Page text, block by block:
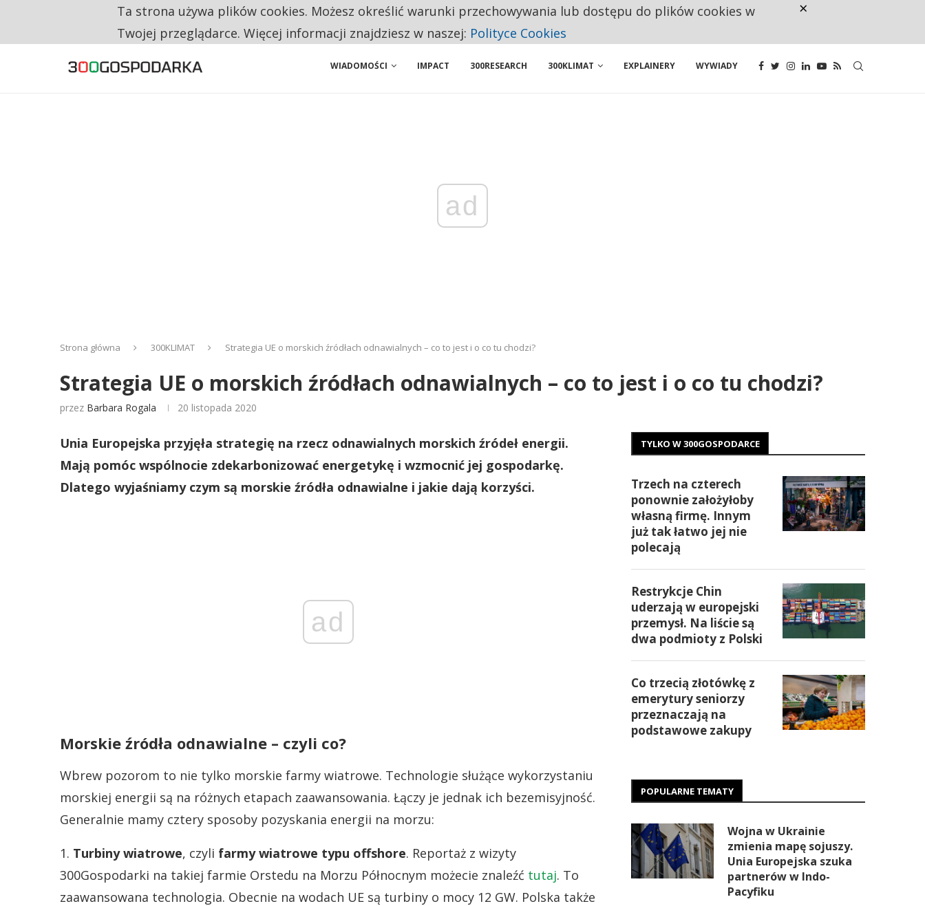
MAGAZYNY WYCHODZĄ POZA NAJWIĘKSZE HUBY. TE MIASTA PRZYCIĄGAJĄ UWAGĘ INWESTORÓW
WIADOMOŚCI IMPACT 300RESEARCH 300KLIMAT EXPLAINERY WYWIADY
ad
Strona główna 300KLIMAT Strategia UE o morskich źródłach odnawialnych – co to jest i o co tu chodzi?
Strategia UE o morskich źródłach odnawialnych – co to jest i o co tu chodzi?
przez Barbara Rogala 20 listopada 2020
Unia Europejska przyjęła strategię na rzecz odnawialnych morskich źródeł energii.
Mają pomóc wspólnocie zdekarbonizować energetykę i wzmocnić jej gospodarkę.
Dlatego wyjaśniamy czym są morskie źródła odnawialne i jakie dają korzyści.
ad
Morskie źródła odnawialne – czyli co?
Wbrew pozorom to nie tylko morskie farmy wiatrowe. Technologie służące wykorzystaniu
morskiej energii są na różnych etapach zaawansowania. Łączy je jednak ich bezemisyjność.
Generalnie mamy cztery sposoby pozyskania energii na morzu:
1. Turbiny wiatrowe, czyli farmy wiatrowe typu offshore. Reportaż z wizyty
300Gospodarki na takiej farmie Orstedu na Morzu Północnym możecie znaleźć tutaj. To
zaawansowana technologia. Obecnie na wodach UE są turbiny o mocy 12 GW. Polska także
TYLKO W 300GOSPODARCE
Trzech na czterech
ponownie założyłoby
własną firmę. Innym
już tak łatwo jej nie
polecają
Restrykcje Chin
uderzają w europejski
przemysł. Na liście są
dwa podmioty z Polski
Co trzecią złotówkę z
emerytury seniorzy
przeznaczają na
podstawowe zakupy
POPULARNE TEMATY
Wojna w Ukrainie
zmienia mapę sojuszy.
Unia Europejska szuka
partnerów w Indo-
Pacyfiku
Ta strona używa plików cookies. Możesz określić warunki przechowywania lub dostępu do plików cookies w
Twojej przeglądarce. Więcej informacji znajdziesz w naszej: Polityce Cookies
×